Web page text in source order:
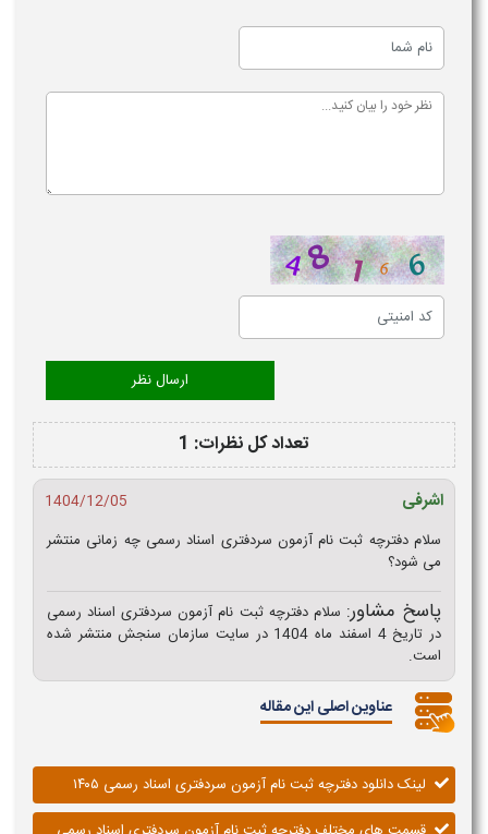
تعداد کل نظرات: 1
اشرفی
1404/12/05
سلام دفترچه ثبت نام آزمون سردفتری اسناد رسمی چه زمانی منتشر
می شود؟
پاسخ مشاور: سلام دفترچه ثبت نام آزمون سردفتری اسناد رسمی
در تاریخ 4 اسفند ماه 1404 در سایت سازمان سنجش منتشر شده
است.
عناوین اصلی این مقاله
لینک دانلود دفترچه ثبت نام آزمون سردفتری اسناد رسمی ۱۴۰۵